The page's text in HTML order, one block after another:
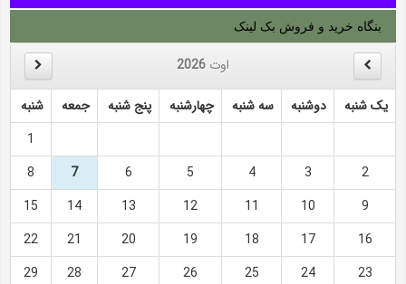
بنگاه خرید و فروش بک لینک
اوت 2026
یک شنبه دوشنبه سه شنبه چهارشنبه پنج شنبه جمعه
شنبه
1
2
3
4
5
6
7
8
9
10
11
12
13
14
15
16
17
18
19
20
21
22
23
24
25
26
27
28
29